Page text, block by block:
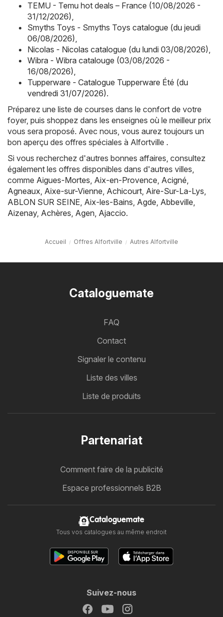
TEMU - Temu hot deals – France (10/08/2026 -
31/12/2026),
Smyths Toys - Smyths Toys catalogue (du jeudi
06/08/2026),
Nicolas - Nicolas catalogue (du lundi 03/08/2026),
Wibra - Wibra catalouge (03/08/2026 -
16/08/2026),
Tupperware - Catalogue Tupperware Été (du
vendredi 31/07/2026).
Préparez une liste de courses dans le confort de votre
foyer, puis shoppez dans les enseignes où le meilleur prix
vous sera proposé. Avec nous, vous aurez toujours un
bon aperçu des offres spéciales à Alfortville .
Si vous recherchez d'autres bonnes affaires, consultez
également les offres disponibles dans d'autres villes,
comme Aigues-Mortes, Aix-en-Provence, Acigné,
Agneaux, Aixe-sur-Vienne, Achicourt, Aire-Sur-La-Lys,
ABLON SUR SEINE, Aix-les-Bains, Agde, Abbeville,
Aizenay, Achères, Agen, Ajaccio.
Accueil Offres Alfortville Autres Alfortville
Cataloguemate
FAQ
Contact
Signaler le contenu
Liste des villes
Liste de produits
Partenariat
Comment faire de la publicité
Espace professionnels B2B
Cataloguemate
Tous vos catalogues au même endroit
Suivez-nous